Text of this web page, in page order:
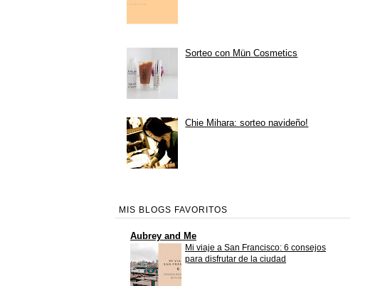
Sorteo con Mün Cosmetics
Chie Mihara: sorteo navideño!
MIS BLOGS FAVORITOS
Aubrey and Me
Mi viaje a San Francisco: 6 consejos
para disfrutar de la ciudad